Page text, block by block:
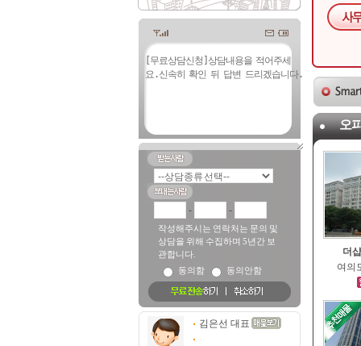
- -
작성해주시는 연락처는 문의 및
상담을 위해 수집하며 5년간 보
관합니다.
동의함
동의안함
김은선 대표
오
더
여의